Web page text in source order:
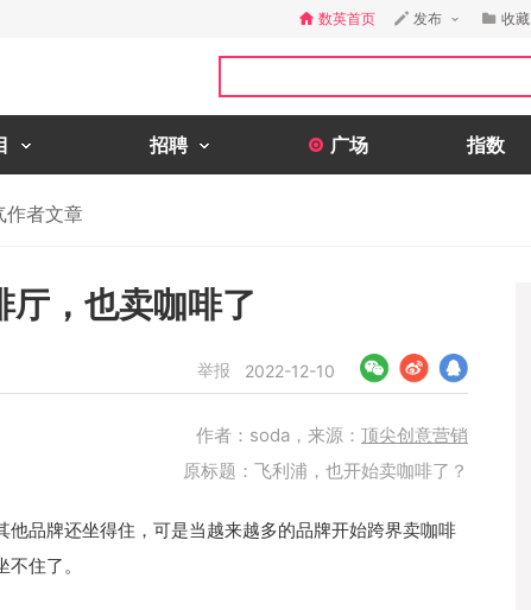
数英首页 发布 收藏
招聘 广场 指数
作者文章
厅，也卖咖啡了
举报 2022-12-10
作者：soda，来源： 顶尖创意营销
原标题：飞利浦，也开始卖咖啡了？
品牌还坐得住，可是当越来越多的品牌开始跨界卖咖啡
住了。